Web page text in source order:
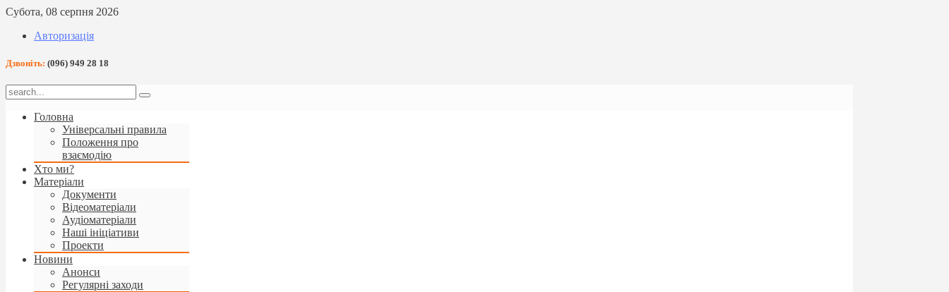
Субота, 08 серпня 2026
Авторизація
Дзвоніть: (096) 949 28 18
Головна
Універсальні правила
Положення про
взаємодію
Хто ми?
Матеріали
Документи
Відеоматеріали
Аудіоматеріали
Наші ініціативи
Проекти
Новини
Анонси
Регулярні заходи